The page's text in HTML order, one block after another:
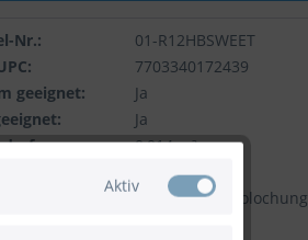
Nr.:
01-R12HBSWEET
7703340172439
geeignet:
Ja
Ja
0,014 m³
Beutel mit Eurolochung
Aktiv